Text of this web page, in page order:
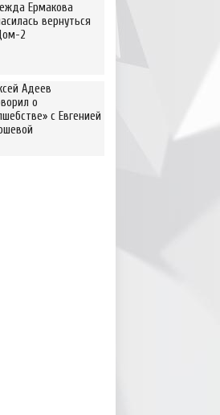
Ермакова
вернуться
2
Адеев
о
с Евгенией